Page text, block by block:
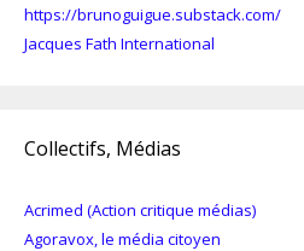
https://brunoguigue.substack.com/
Jacques Fath International
Collectifs, Médias
Acrimed (Action critique médias)
Agoravox, le média citoyen